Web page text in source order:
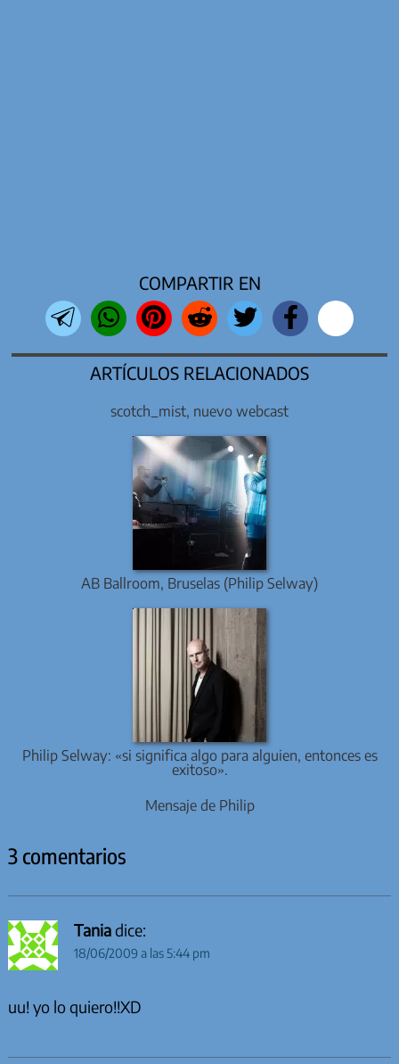
COMPARTIR EN
ARTÍCULOS RELACIONADOS
scotch_mist, nuevo webcast
AB Ballroom, Bruselas (Philip Selway)
Philip Selway: «si significa algo para alguien, entonces es
exitoso».
Mensaje de Philip
3 comentarios
Taniadice:
18/06/2009 a las 5:44 pm
uu! yo lo quiero!!XD